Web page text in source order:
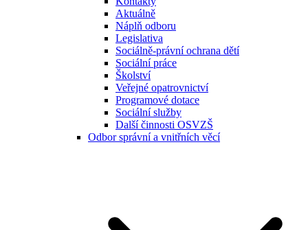
Aktuálně
Náplň odboru
Legislativa
Sociálně-právní ochrana dětí
Sociální práce
Školství
Veřejné opatrovnictví
Programové dotace
Sociální služby
Další činnosti OSVZŠ
Odbor správní a vnitřních věcí